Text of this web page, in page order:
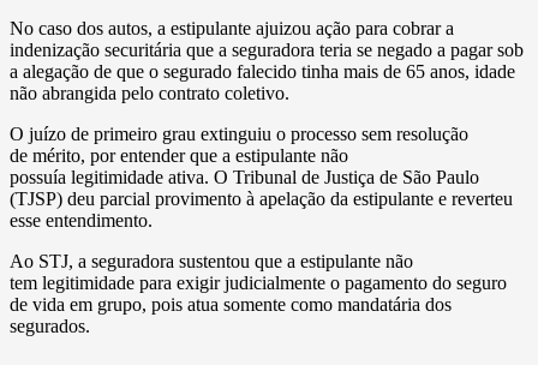
No caso dos autos, a estipulante ajuizou ação para cobrar a
indenização securitária que a seguradora teria se negado a pagar sob
a alegação de que o segurado falecido tinha mais de 65 anos, idade
não abrangida pelo contrato coletivo.
O juízo de primeiro grau extinguiu o processo sem resolução
de mérito, por entender que a estipulante não
possuía legitimidade ativa. O Tribunal de Justiça de São Paulo
(TJSP) deu parcial provimento à apelação da estipulante e reverteu
esse entendimento.
Ao STJ, a seguradora sustentou que a estipulante não
tem legitimidade para exigir judicialmente o pagamento do seguro
de vida em grupo, pois atua somente como mandatária dos
segurados.